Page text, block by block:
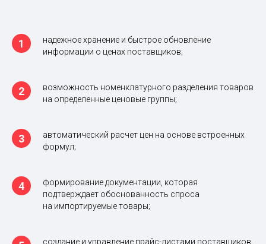
надежное хранение и быстрое обновление
информации о ценах поставщиков;
возможность номенклатурного разделения товаров
на определенные ценовые группы;
автоматический расчет цен на основе встроенных
формул;
формирование документации, которая
подтверждает обоснованность спроса
на импортируемые товары;
создание и управление прайс-листами поставщиков.